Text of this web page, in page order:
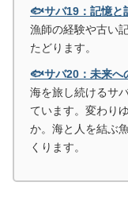
🐟サバ19：記憶
漁師の経験や古い
たどります。
🐟サバ20：未来
海を旅し続けるサ
ています。変わり
か。海と人を結ぶ
くります。